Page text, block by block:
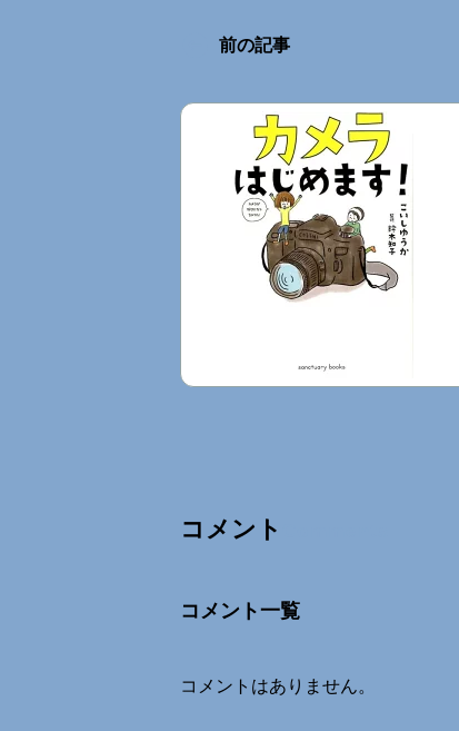
前の記事
コメント
コメント一覧
コメントはありません。